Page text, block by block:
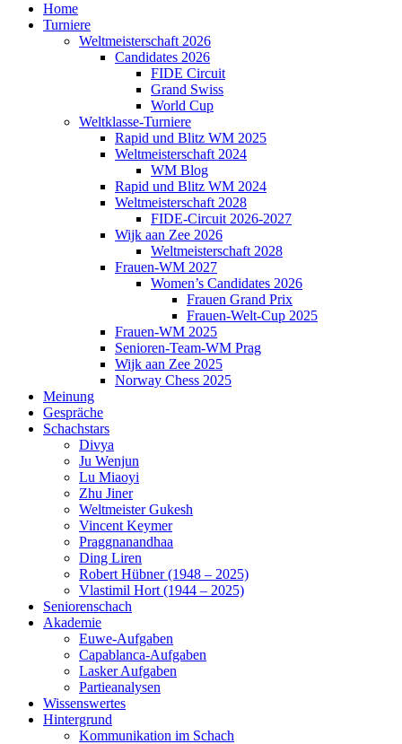
Home
Turniere
Weltmeisterschaft 2026
Candidates 2026
FIDE Circuit
Grand Swiss
World Cup
Weltklasse-Turniere
Rapid und Blitz WM 2025
Weltmeisterschaft 2024
WM Blog
Rapid und Blitz WM 2024
Weltmeisterschaft 2028
FIDE-Circuit 2026-2027
Wijk aan Zee 2026
Weltmeisterschaft 2028
Frauen-WM 2027
Women’s Candidates 2026
Frauen Grand Prix
Frauen-Welt-Cup 2025
Frauen-WM 2025
Senioren-Team-WM Prag
Wijk aan Zee 2025
Norway Chess 2025
Meinung
Gespräche
Schachstars
Divya
Ju Wenjun
Lu Miaoyi
Zhu Jiner
Weltmeister Gukesh
Vincent Keymer
Praggnanandhaa
Ding Liren
Robert Hübner (1948 – 2025)
Vlastimil Hort (1944 – 2025)
Seniorenschach
Akademie
Euwe-Aufgaben
Capablanca-Aufgaben
Lasker Aufgaben
Partieanalysen
Wissenswertes
Hintergrund
Kommunikation im Schach